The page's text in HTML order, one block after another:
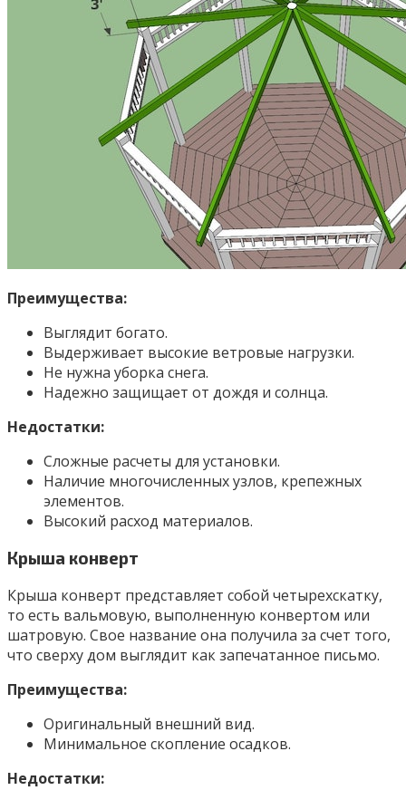
Преимущества:
Выглядит богато.
Выдерживает высокие ветровые нагрузки.
Не нужна уборка снега.
Надежно защищает от дождя и солнца.
Недостатки:
Сложные расчеты для установки.
Наличие многочисленных узлов, крепежных
элементов.
Высокий расход материалов.
Крыша конверт
Крыша конверт представляет собой четырехскатку,
то есть вальмовую, выполненную конвертом или
шатровую. Свое название она получила за счет того,
что сверху дом выглядит как запечатанное письмо.
Преимущества:
Оригинальный внешний вид.
Минимальное скопление осадков.
Недостатки: